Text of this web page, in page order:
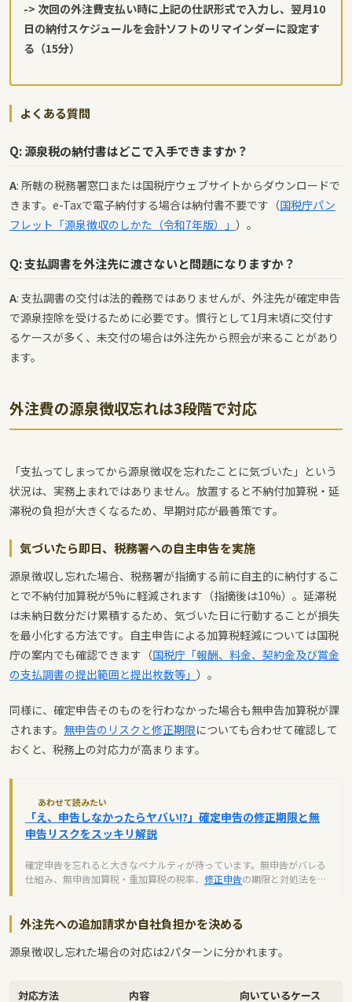
-> 次回の外注費支払い時に上記の仕訳形式で入力し、翌月10
日の納付スケジュールを会計ソフトのリマインダーに設定す
る（15分）
よくある質問
Q: 源泉税の納付書はどこで入手できますか？
A: 所轄の税務署窓口または国税庁ウェブサイトからダウンロードで
きます。e-Taxで電子納付する場合は納付書不要です（国税庁パン
フレット「源泉徴収のしかた（令和7年版）」 ）。
Q: 支払調書を外注先に渡さないと問題になりますか？
A: 支払調書の交付は法的義務ではありませんが、外注先が確定申告
で源泉控除を受けるために必要です。慣行として1月末頃に交付す
るケースが多く、未交付の場合は外注先から照会が来ることがあり
ます。
外注費の源泉徴収忘れは3段階で対応
「支払ってしまってから源泉徴収を忘れたことに気づいた」という
状況は、実務上まれではありません。放置すると不納付加算税・延
滞税の負担が大きくなるため、早期対応が最善策です。
気づいたら即日、税務署への自主申告を実施
源泉徴収し忘れた場合、税務署が指摘する前に自主的に納付するこ
とで不納付加算税が5%に軽減されます（指摘後は10%）。延滞税
は未納日数分だけ累積するため、気づいた日に行動することが損失
を最小化する方法です。自主申告による加算税軽減については国税
庁の案内でも確認できます（国税庁「報酬、料金、契約金及び賞金
の支払調書の提出範囲と提出枚数等」 ）。
同様に、確定申告そのものを行わなかった場合も無申告加算税が課
されます。 無申告のリスクと修正期限についても合わせて確認して
おくと、税務上の対応力が高まります。
あわせて読みたい
「え、申告しなかったらヤバい!?」確定申告の修正期限と無
申告リスクをスッキリ解説
確定申告を忘れると大きなペナルティが待っています。無申告がバレる
仕組み、無申告加算税・重加算税の税率、 修正申告の期限と対処法を実
外注先への追加請求か自社負担かを決める
源泉徴収し忘れた場合の対応は2パターンに分かれます。
対応方法 内容 向いているケース